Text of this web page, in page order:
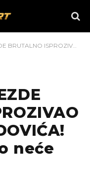
ŽELJKA OBRADOVIĆA! Grobari mu ovo neće zaboraviti!
neće